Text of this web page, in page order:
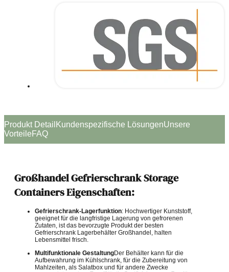
Produkt Detail Kundenspezifische LösungenUnsere
Vorteile FAQ
Großhandel Gefrierschrank Storage
Containers Eigenschaften:
Gefrierschrank-Lagerfunktion: Hochwertiger Kunststoff,
geeignet für die langfristige Lagerung von gefrorenen
Zutaten, ist das bevorzugte Produkt der besten
Gefrierschrank Lagerbehälter Großhandel, halten
Lebensmittel frisch.
Multifunktionale GestaltungDer Behälter kann für die
Aufbewahrung im Kühlschrank, für die Zubereitung von
Mahlzeiten, als Salatbox und für andere Zwecke